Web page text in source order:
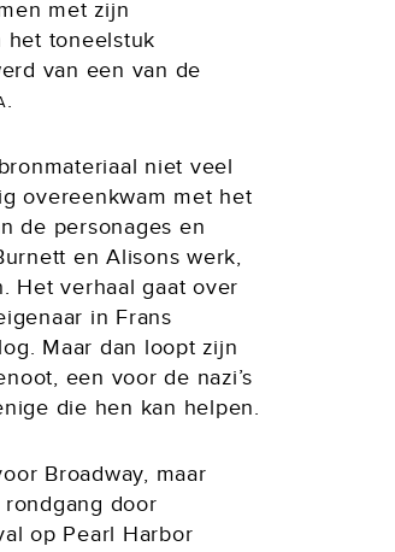
met zijn
het toneelstuk
van een van de
.
niet veel
overeenkwam met het
de personages en
en Alisons werk,
Het verhaal gaat over
in Frans
Maar dan loopt zijn
een voor de nazi’s
die hen kan helpen.
Broadway, maar
door
op Pearl Harbor